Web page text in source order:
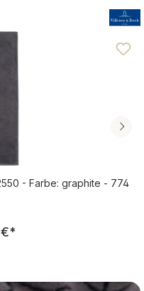
4.88 von 5 Sternen
- Farbe: graphite - 774
Preis:
*